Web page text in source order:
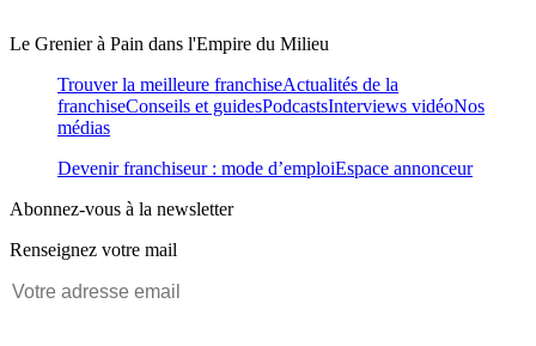
Le Grenier à Pain dans l'Empire du Milieu
Trouver la meilleure franchiseActualités de la
franchiseConseils et guidesPodcastsInterviews vidéoNos
médias
Devenir franchiseur : mode d’emploiEspace annonceur
Abonnez-vous à la newsletter
Renseignez votre mail